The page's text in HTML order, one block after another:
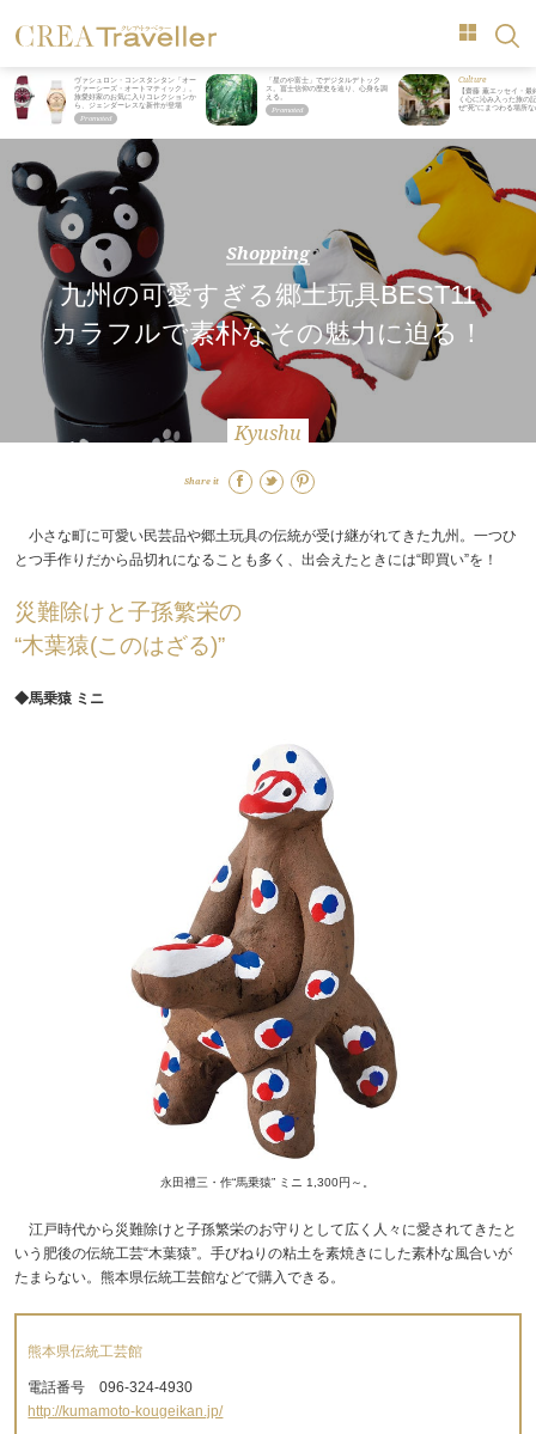
ヴァシュロン・コンスタンタン「オー
ヴァーシーズ・オートマティック」。
旅愛好家のお気に入りコレクションか
ら、ジェンダーレスな新作が登場
「星のや富士」でデジタルデトック
ス。冨士信仰の歴史を辿り、心身を調
える。
Culture
【齋藤 薫エッセイ・最
く心に沁み入った旅の
ぜ“死”にまつわる場所
Shopping
九州の可愛すぎる郷土玩具BEST11
カラフルで素朴なその魅力に迫る！
Kyushu
Share it
小さな町に可愛い民芸品や郷土玩具の伝統が受け継がれてきた九州。一つひ
とつ手作りだから品切れになることも多く、出会えたときには“即買い”を！
災難除けと子孫繁栄の
“木葉猿(このはざる)”
◆馬乗猿 ミニ
永田禮三・作“馬乗猿” ミニ 1,300円～。
江戸時代から災難除けと子孫繁栄のお守りとして広く人々に愛されてきたと
いう肥後の伝統工芸“木葉猿”。手びねりの粘土を素焼きにした素朴な風合いが
たまらない。熊本県伝統工芸館などで購入できる。
熊本県伝統工芸館
電話番号 096-324-4930
http://kumamoto-kougeikan.jp/